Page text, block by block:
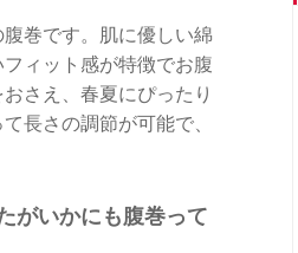
巻です。肌に優しい綿
ィット感が特徴でお腹
さえ、春夏にぴったり
長さの調節が可能で、
がいかにも腹巻って